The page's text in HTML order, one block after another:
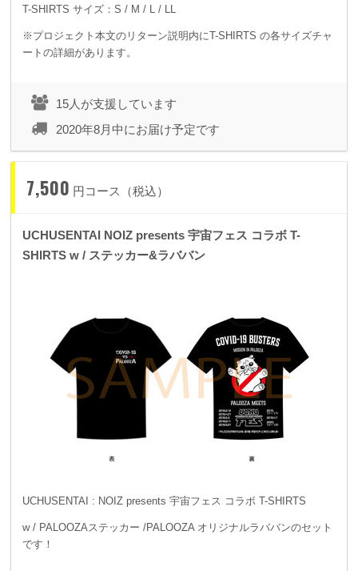
T-SHIRTS サイズ：S / M / L / LL
※プロジェクト本文のリターン説明内にT-SHIRTS の各サイズチャ
ートの詳細があります。
15人が支援しています
2020年8月中にお届け予定です
7,500 円コース（税込）
UCHUSENTAI NOIZ presents 宇宙フェス コラボ T-
SHIRTS w / ステッカー&ラババン
UCHUSENTAI : NOIZ presents 宇宙フェス コラボ T-SHIRTS
w / PALOOZAステッカー /PALOOZA オリジナルラババンのセット
です！